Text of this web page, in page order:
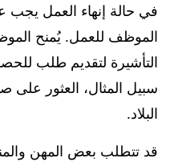
في حالة إنهاء العمل يجب
الموظف للعمل. يُمنح
التأشيرة لتقديم طلب
سبيل المثال، العثور
البلاد.
قد تتطلب بعض المهن